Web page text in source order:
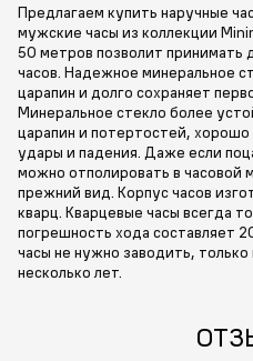
Предлагаем купить наручные
мужские часы из коллекции
50 метров позволит принимать
часов. Надежное минеральное
царапин и долго сохраняет
Минеральное стекло более
царапин и потертостей,
удары и падения. Даже если
можно отполировать в часовой
прежний вид. Корпус часов
кварц. Кварцевые часы всегда
погрешность хода составляет
часы не нужно заводить,
несколько лет.